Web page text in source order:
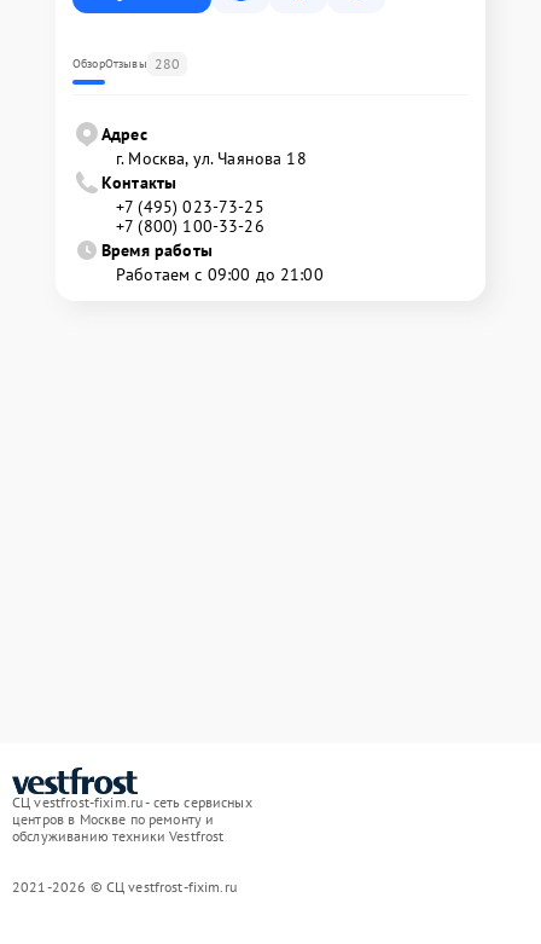
ОбзорОтзывы 280
Адрес
г. Москва, ул. Чаянова 18
Контакты
+7 (495) 023-73-25
+7 (800) 100-33-26
Время работы
Работаем с 09:00 до 21:00
СЦ vestfrost-fixim.ru - сеть сервисных
центров в Москве по ремонту и
обслуживанию техники Vestfrost
2021-2026 © СЦ vestfrost-fixim.ru